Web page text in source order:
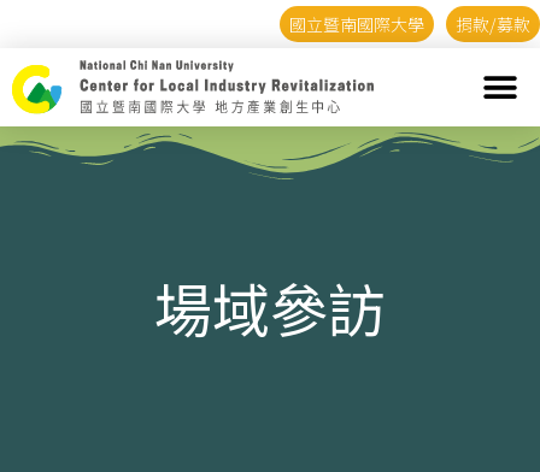
國立暨南國際大學 捐款/募款
場域參訪